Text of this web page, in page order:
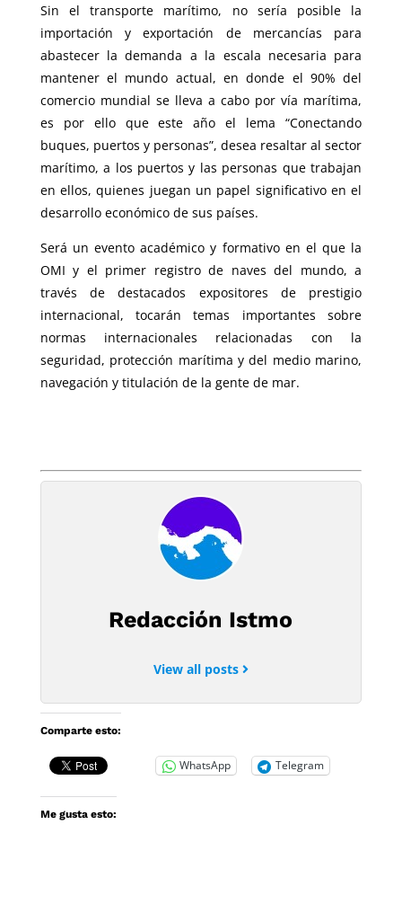
Sin el transporte marítimo, no sería posible la
importación y exportación de mercancías para
abastecer la demanda a la escala necesaria para
mantener el mundo actual, en donde el 90% del
comercio mundial se lleva a cabo por vía marítima,
es por ello que este año el lema “Conectando
buques, puertos y personas”, desea resaltar al sector
marítimo, a los puertos y las personas que trabajan
en ellos, quienes juegan un papel significativo en el
desarrollo económico de sus países.
Será un evento académico y formativo en el que la
OMI y el primer registro de naves del mundo, a
través de destacados expositores de prestigio
internacional, tocarán temas importantes sobre
normas internacionales relacionadas con la
seguridad, protección marítima y del medio marino,
navegación y titulación de la gente de mar.
Redacción Istmo
View all posts
Comparte esto:
WhatsApp Telegram
Me gusta esto: